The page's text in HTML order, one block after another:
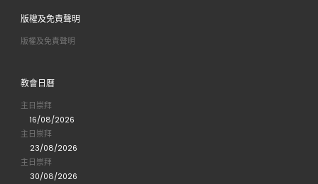
版權及免責聲明
版權及免責聲明
教會日曆
主日崇拜
16/08/2026
主日崇拜
23/08/2026
主日崇拜
30/08/2026